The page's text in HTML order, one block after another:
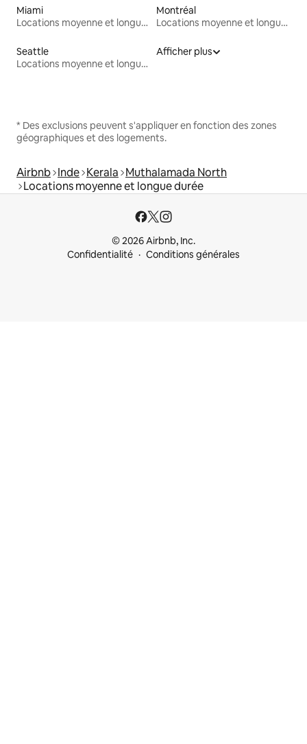
Miami
Locations moyenne et longue durée
Montréal
Locations moyenne et longue durée
Seattle
Locations moyenne et longue durée
Afficher plus
* Des exclusions peuvent s'appliquer en fonction des zones
géographiques et des logements.
Airbnb Inde Kerala Muthalamada North
Locations moyenne et longue durée
© 2026 Airbnb, Inc.
Confidentialité
Conditions générales